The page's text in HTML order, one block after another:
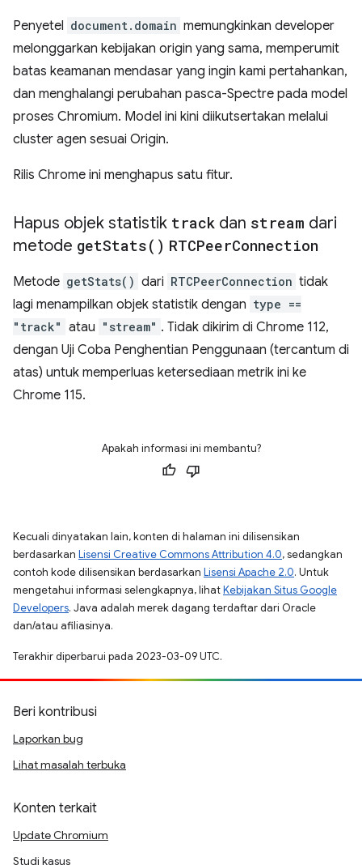
Penyetel document.domain memungkinkan developer
melonggarkan kebijakan origin yang sama, memperumit
batas keamanan mendasar yang ingin kami pertahankan,
dan menghalangi perubahan pasca-Spectre pada model
proses Chromium. Model ini kini diikutsertakan melalui
cluster agen sesuai Origin.
Rilis Chrome ini menghapus satu fitur.
Hapus objek statistik track dan stream dari
metode getStats( ) RTCPeerConnection
Metode getStats() dari RTCPeerConnection tidak
lagi menampilkan objek statistik dengan type ==
"track" atau "stream" . Tidak dikirim di Chrome 112,
dengan Uji Coba Penghentian Penggunaan (tercantum di
atas) untuk memperluas ketersediaan metrik ini ke
Chrome 115.
Apakah informasi ini membantu?
Kecuali dinyatakan lain, konten di halaman ini dilisensikan
berdasarkan Lisensi Creative Commons Attribution 4.0, sedangkan
contoh kode dilisensikan berdasarkan Lisensi Apache 2.0. Untuk
mengetahui informasi selengkapnya, lihatKebijakan Situs Google
Developers. Java adalah merek dagang terdaftar dari Oracle
dan/atau afiliasinya.
Terakhir diperbarui pada 2023-03-09 UTC.
Beri kontribusi
Laporkan bug
Lihat masalah terbuka
Konten terkait
Update Chromium
Studi kasus